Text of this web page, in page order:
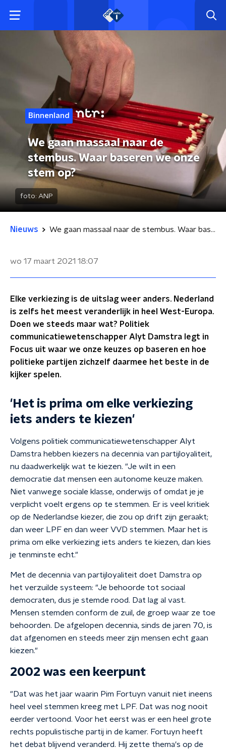
Binnenland
We gaan massaal naar de
stembus. Waar baseren we onze
stem op?
foto: ANP
Nieuws We gaan massaal naar de stembus. Waar baseren we onze stem op?
wo 17 maart 2021 18:07
Elke verkiezing is de uitslag weer anders. Nederland
is zelfs het meest veranderlijk in heel West-Europa.
Doen we steeds maar wat? Politiek
communicatiewetenschapper Alyt Damstra legt in
Focus uit waar we onze keuzes op baseren en hoe
politieke partijen zichzelf daarmee het beste in de
kijker spelen.
'Het is prima om elke verkiezing
iets anders te kiezen'
Volgens politiek communicatiewetenschapper Alyt
Damstra hebben kiezers na decennia van partijloyaliteit,
nu daadwerkelijk wat te kiezen. "Je wilt in een
democratie dat mensen een autonome keuze maken.
Niet vanwege sociale klasse, onderwijs of omdat je je
verplicht voelt ergens op te stemmen. Er is veel kritiek
op de Nederlandse kiezer, die zou op drift zijn geraakt;
dan weer LPF en dan weer VVD stemmen. Maar het is
prima om elke verkiezing iets anders te kiezen, dan kies
je tenminste echt."
Met de decennia van partijloyaliteit doet Damstra op
het verzuilde systeem: "Je behoorde tot sociaal
democraten, dus je stemde rood. Dat lag al vast.
Mensen stemden conform de zuil, de groep waar ze toe
behoorden. De afgelopen decennia, sinds de jaren 70, is
dat afgenomen en steeds meer zijn mensen echt gaan
kiezen."
2002 was een keerpunt
"Dat was het jaar waarin Pim Fortuyn vanuit niet ineens
heel veel stemmen kreeg met LPF. Dat was nog nooit
eerder vertoond. Voor het eerst was er een heel grote
rechts populistische partij in de kamer. Fortuyn heeft
het debat blijvend veranderd. Hij zette thema's op de